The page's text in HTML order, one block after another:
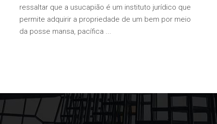
ressaltar que a usucapião é um instituto jurídico que
permite adquirir a propriedade de um bem por meio
da posse mansa, pacífica